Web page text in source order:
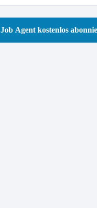
Job Agent kostenlos